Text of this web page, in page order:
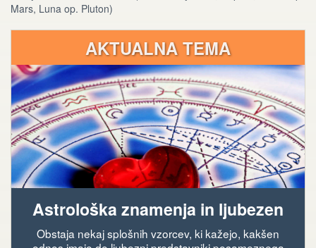
Mars, Luna op. Pluton)
AKTUALNA TEMA
Astrološka znamenja in ljubezen
Obstaja nekaj splošnih vzorcev, ki kažejo, kakšen